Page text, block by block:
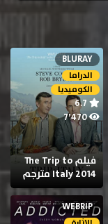
BLURAY
الدراما
الكوميديا
7٬470
فيلم The Trip to
Italy 2014 مترجم
WEBRIP